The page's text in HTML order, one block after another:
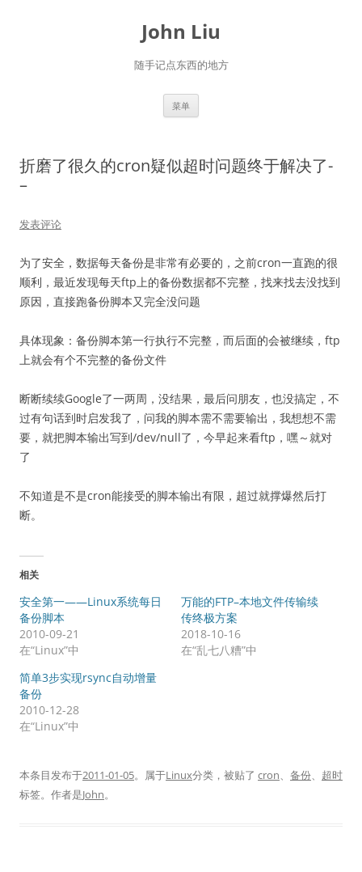
John Liu
随手记点东西的地方
菜单
折磨了很久的cron疑似超时问题终于解决了-
–
发表评论
为了安全，数据每天备份是非常有必要的，之前cron一直跑的很
顺利，最近发现每天ftp上的备份数据都不完整，找来找去没找到
原因，直接跑备份脚本又完全没问题
具体现象：备份脚本第一行执行不完整，而后面的会被继续，ftp
上就会有个不完整的备份文件
断断续续Google了一两周，没结果，最后问朋友，也没搞定，不
过有句话到时启发我了，问我的脚本需不需要输出，我想想不需
要，就把脚本输出写到/dev/null了，今早起来看ftp，嘿～就对
了
不知道是不是cron能接受的脚本输出有限，超过就撑爆然后打
断。
相关
安全第一——Linux系统每日
备份脚本
2010-09-21
在“Linux”中
万能的FTP–本地文件传输续
传终极方案
2018-10-16
在“乱七八糟”中
简单3步实现rsync自动增量
备份
2010-12-28
在“Linux”中
本条目发布于2011-01-05。属于Linux分类，被贴了 cron、 备份、 超时
标签。 作者是John。